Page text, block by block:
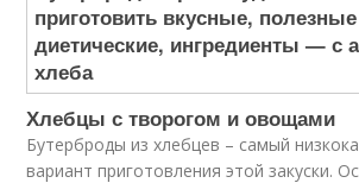
Хлебцы с творогом и овощами
Бутерброды из хлебцев – самый
вариант приготовления этой закуски.